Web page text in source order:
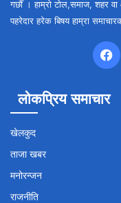
गर्छौँ । हाम्रो टोल,समाज, शहर
पहरेदार हरेक बिषय हाम्रा
लोकप्रिय समाचार
खेलकुद
ताजा खबर
मनोरन्जन
राजनीति